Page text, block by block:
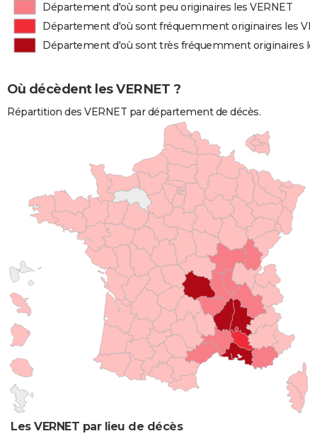
Département d'où sont peu originaires les VERNET
Département d'où sont fréquemment originaires les
Département d'où sont très fréquemment originaires
Où décèdent les VERNET ?
Répartition des VERNET par département de décès.
Les VERNET par lieu de décès